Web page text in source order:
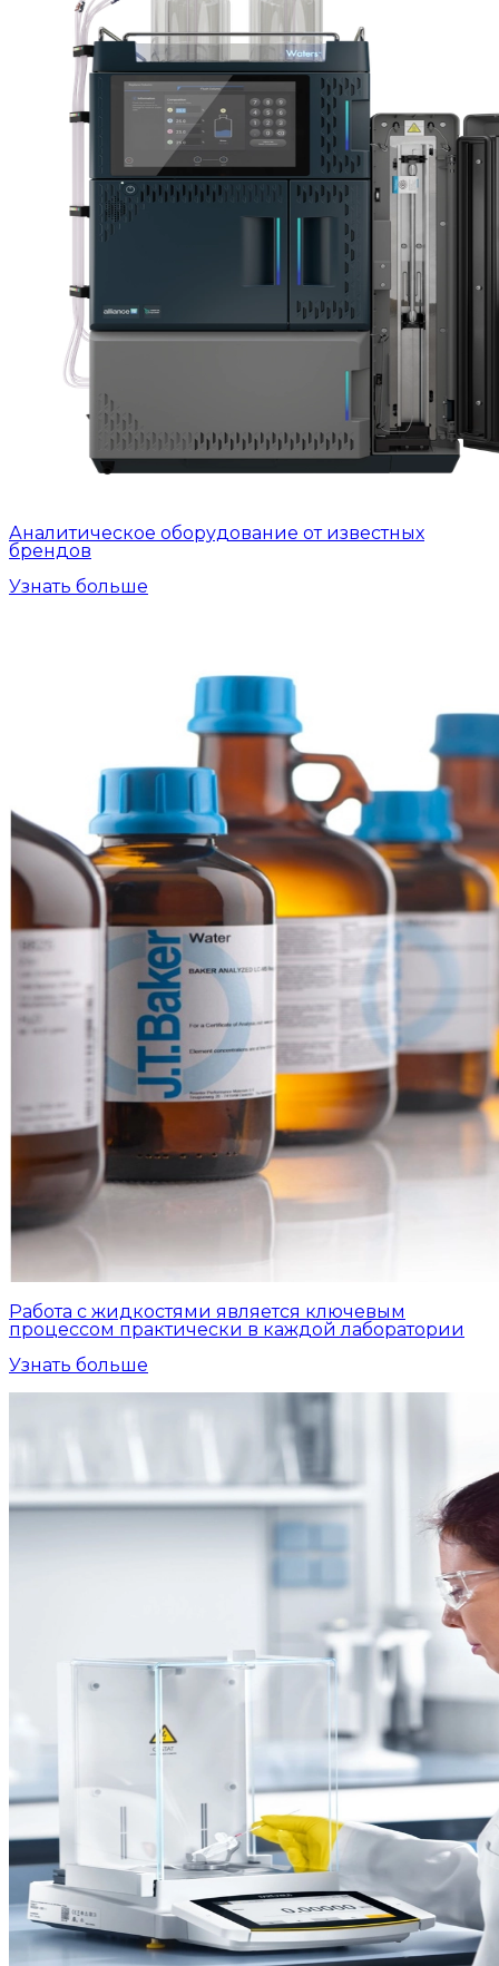
Аналитическое оборудование от известных
брендов
Узнать больше
Работа с жидкостями является ключевым
процессом практически в каждой лаборатории
Узнать больше